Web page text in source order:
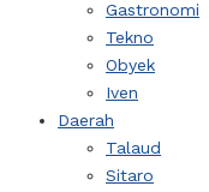
Gastronomi
Tekno
Obyek
Iven
Daerah
Talaud
Sitaro